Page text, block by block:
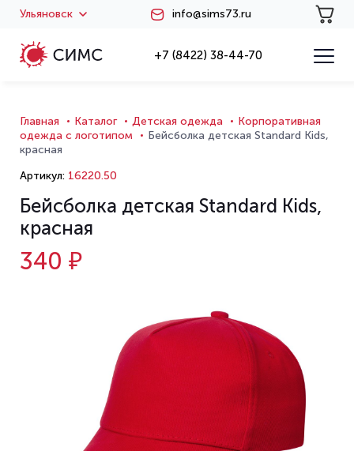
Ульяновск info@sims73.ru
+7 (8422) 38-44-70
Главная Каталог Детская одежда
Корпоративная
одежда с логотипом
Бейсболка детская Standard Kids,
красная
Артикул: 16220.50
Бейсболка детская Standard Kids,
красная
340 ₽